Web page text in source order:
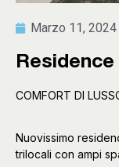
Marzo 11, 2024
COMFORT DI
Nuovissimo
trilocali con ampi